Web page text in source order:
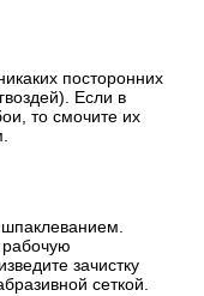
посторонних
Если в
то смочите их
рабочую
зачистку
сеткой.